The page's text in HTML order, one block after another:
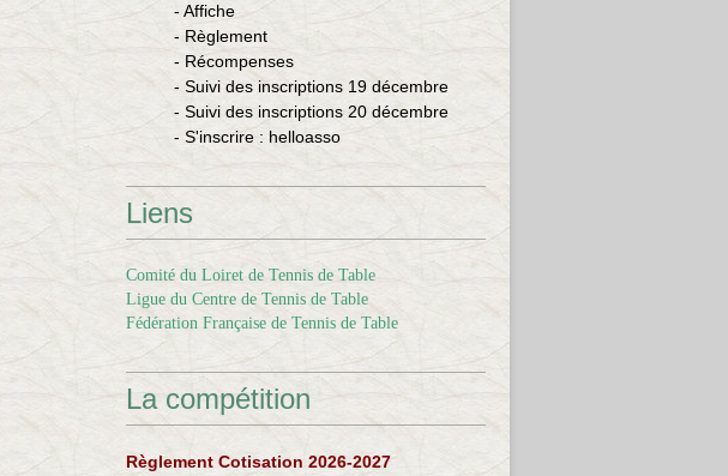
- Affiche
- Règlement
- Récompenses
- Suivi des inscriptions 19 décembre
- Suivi des inscriptions 20 décembre
- S'inscrire : helloasso
Liens
Comité du Loiret de Tennis de Table
Ligue du Centre de Tennis de Table
Fédération Française de Tennis de Table
La compétition
Règlement Cotisation 2026-2027